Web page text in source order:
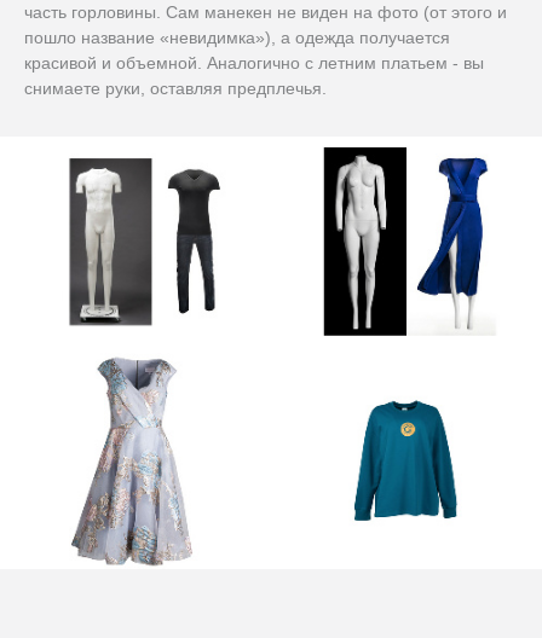
часть горловины. Сам манекен не виден на фото (от этого и
пошло название «невидимка»), а одежда получается
красивой и объемной. Аналогично с летним платьем - вы
снимаете руки, оставляя предплечья.